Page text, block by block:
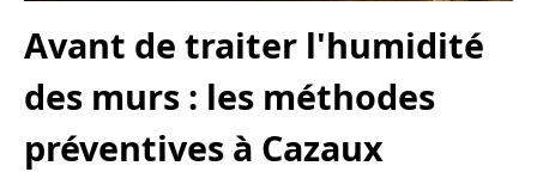
Avant de traiter l'humidité
des murs : les méthodes
préventives à Cazaux